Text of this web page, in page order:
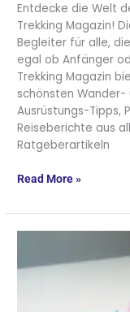
Entdecke die Welt
Trekking Magazin!
Begleiter für alle,
egal ob Anfänger
Trekking Magazin
schönsten Wander-
Ausrüstungs-Tipps,
Reiseberichte aus
Ratgeberartikeln
Read More »
vs.